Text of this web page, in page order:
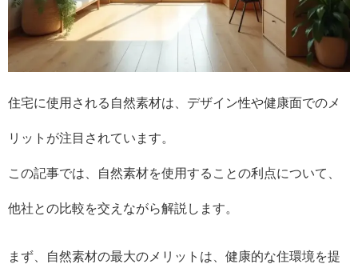
住宅に使用される自然素材は、デザイン性や健康面でのメ
リットが注目されています。
この記事では、自然素材を使用することの利点について、
他社との比較を交えながら解説します。
まず、自然素材の最大のメリットは、健康的な住環境を提